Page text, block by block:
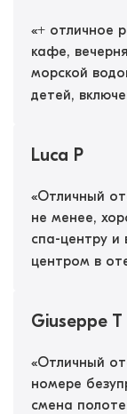
«+ отличное
кафе,
морской
детей,
Luca P
«Отличный
не менее,
спа-центру и
центром в
Giuseppe T
«Отличный
номере
смена